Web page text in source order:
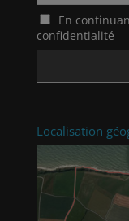
En
confidentialité
Localisation